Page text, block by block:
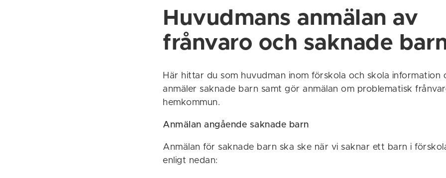
Huvudmans anmälan av
frånvaro och saknade
Här hittar du som huvudman inom förskola och skola information
anmäler saknade barn samt gör anmälan om problematisk
hemkommun.
Anmälan angående saknade barn
Anmälan för saknade barn ska ske när vi saknar ett barn i
enligt nedan: